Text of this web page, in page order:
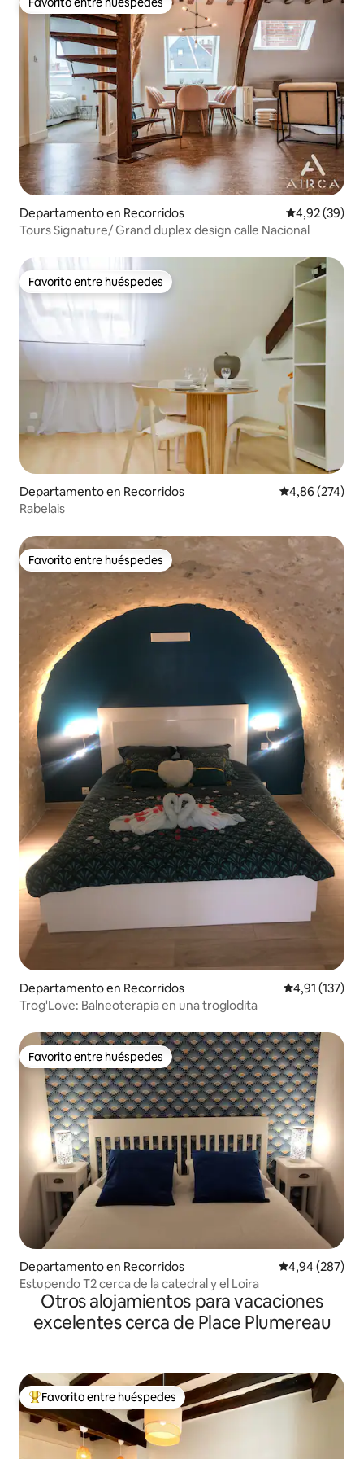
Favorito entre huéspedes
Departamento en Recorridos Calificación
4,92 (39)
Tours Signature/ Grand duplex design calle Nacional
Favorito entre huéspedes
Favorito entre huéspedes
Departamento en Recorridos Calificación
4,86 (274)
Rabelais
Favorito entre huéspedes
Favorito entre huéspedes
Departamento en Recorridos Calificación
4,91 (137)
Trog'Love: Balneoterapia en una troglodita
Favorito entre huéspedes
Favorito entre huéspedes
Departamento en Recorridos Calificación
4,94 (287)
Estupendo T2 cerca de la catedral y el Loira
Otros alojamientos para vacaciones
excelentes cerca de Place Plumereau
Favorito entre los huéspedes más destacados
Favorito entre huéspedes